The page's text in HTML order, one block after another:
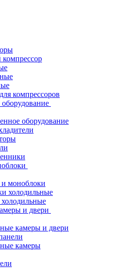
компрессоров
оборудование
и моноблоки
холодильные
и двери
камеры и двери
камеры